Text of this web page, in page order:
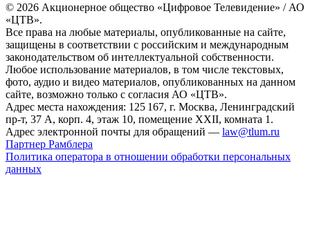
© 2026 Акционерное общество «Цифровое Телевидение» / АО
«ЦТВ».
Все права на любые материалы, опубликованные на сайте,
защищены в соответствии с российским и международным
законодательством об интеллектуальной собственности.
Любое использование материалов, в том числе текстовых,
фото, аудио и видео материалов, опубликованных на данном
сайте, возможно только с согласия АО «ЦТВ».
Адрес места нахождения: 125 167, г. Москва, Ленинградский
пр-т, 37 А, корп. 4, этаж 10, помещение XXII, комната 1.
Адрес электронной почты для обращений — law@tlum.ru
Партнер Рамблера
Политика оператора в отношении обработки персональных
данных